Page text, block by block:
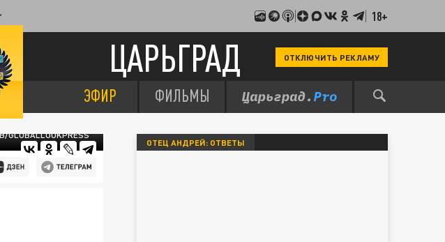
18+
ЦАРЬГРАД ОТКЛЮЧИТЬ РЕКЛАМУ
ЭФИР ФИЛЬМЫ
ОТЕЦ АНДРЕЙ: ОТВЕТЫ